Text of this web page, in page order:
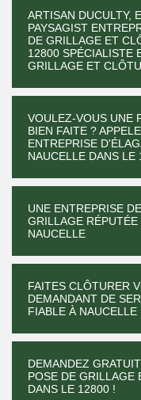
ARTISAN DUCULTY,
PAYSAGIST
DE GRILLAGE ET
12800 SPÉCIALISTE
GRILLAGE ET
VOULEZ-VOUS UNE
BIEN FAITE ?
ENTREPRISE
NAUCELLE DANS LE
UNE ENTREPRISE
GRILLAGE
NAUCELLE
FAITES CLÔTURER
DEMANDANT DE
FIABLE À NAUCELLE
DEMANDEZ
POSE DE GRILLAGE
DANS LE 12800 !